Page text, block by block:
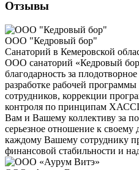
Отзывы
ООО "Кедровый бор"
Санаторий в Кемеровской
ООО санаторий «Кедровый
благодарность за
разработке рабочей
сотрудников, коррекции
контроля по принципам
Вам и Вашему коллективу за
серьезное отношение к
каждому Вашему сотруднику
финансовой стабильности и